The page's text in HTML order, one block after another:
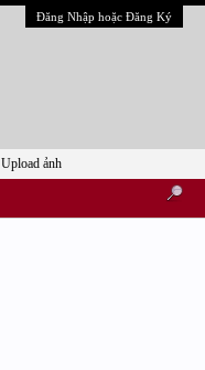
Đăng Nhập hoặc Đăng Ký
Upload ảnh